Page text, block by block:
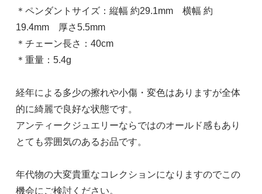
＊ペンダントサイズ：縦幅 約29.1mm 横幅 約
19.4mm 厚さ5.5mm
＊チェーン長さ：40cm
＊重量：5.4g
経年による多少の擦れや小傷・変色はありますが全体
的に綺麗で良好な状態です。
アンティークジュエリーならではのオールド感もあり
とても雰囲気のあるお品です。
年代物の大変貴重なコレクションになりますのでこの
機会にご検討ください。